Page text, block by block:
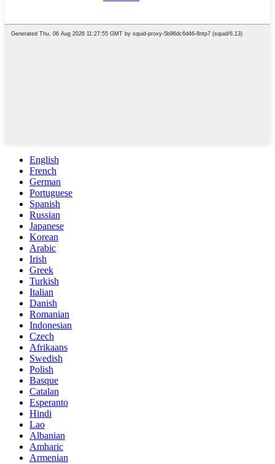
English
French
German
Portuguese
Spanish
Russian
Japanese
Korean
Arabic
Irish
Greek
Turkish
Italian
Danish
Romanian
Indonesian
Czech
Afrikaans
Swedish
Polish
Basque
Catalan
Esperanto
Hindi
Lao
Albanian
Amharic
Armenian